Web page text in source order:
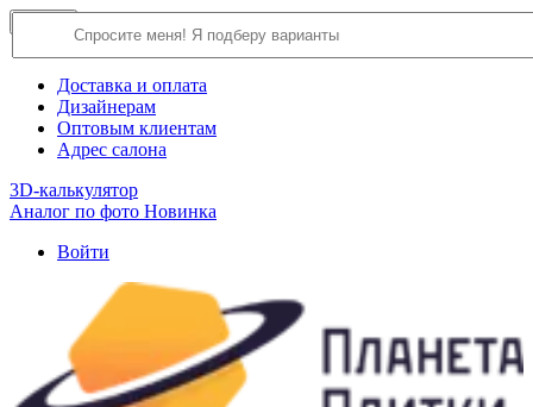
О компании
Доставка и оплата
Дизайнерам
Оптовым клиентам
Адрес салона
3D-калькулятор
Аналог по фото Новинка
Войти